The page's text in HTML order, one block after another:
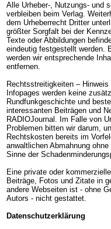
Alle Urheber-, Nutzungs- und
verbleiben beim Verlag.
dem Urheberrecht Dritter
größter Sorgfalt bei der
Texte oder Abbildungen
eindeutig festgestellt werden.
werden wir entsprechende
entfernen.
Rechtsstreitigkeiten –
Infopages werden keine
Rundfunkgeschichte und
interessanten Beiträgen und
RADIOJournal. Im Falle von
Problemen bitten wir darum,
Rechtskosten bereits im
anwaltlichen Abmahnung
Sinne der
Eine private oder
Beiträge, Fotos und Zitate in
andere Webseiten ist - ohne
Autors - nicht gestattet.
Datenschutzerklärung